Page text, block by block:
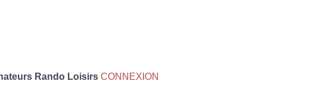
Rando Loisirs CONNEXION